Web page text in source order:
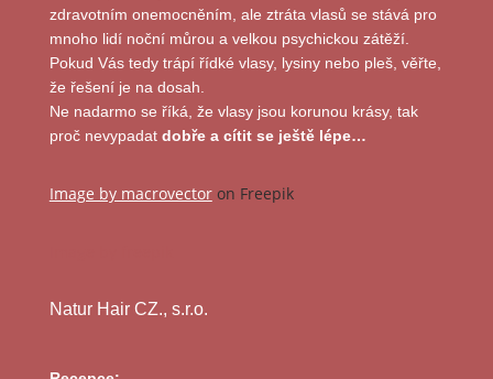
zdravotním onemocněním, ale ztráta vlasů se stává pro
mnoho lidí noční můrou a velkou psychickou zátěží.
Pokud Vás tedy trápí řídké vlasy, lysiny nebo pleš, věřte,
že řešení je na dosah.
Ne nadarmo se říká, že vlasy jsou korunou krásy, tak
proč nevypadat dobře a cítit se ještě lépe…
Image by macrovectoron Freepik
Natur Hair CZ., s.r.o.